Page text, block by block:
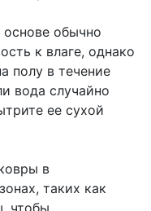
обычно
к влаге, однако
полу в течение
вода случайно
ее сухой
в
таких как